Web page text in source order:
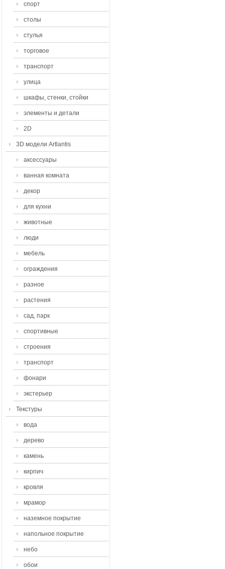
спорт
столы
стулья
торговое
транспорт
улица
шкафы, стенки, стойки
элементы и детали
2D
3D модели Artlantis
аксессуары
ванная комната
декор
для кухни
животные
люди
мебель
ограждения
разное
растения
сад, парк
спортивные
строения
транспорт
фонари
экстерьер
Текстуры
вода
дерево
камень
кирпич
кровля
мрамор
наземное покрытие
напольное покрытие
небо
обои